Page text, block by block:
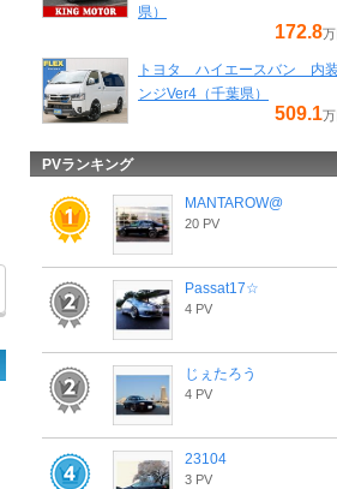
県）
172.8万
トヨタ ハイエースバン 内
ンジVer4（千葉県）
509.1万
PVランキング
MANTAROW@
20 PV
Passat17☆
4 PV
じぇたろう
4 PV
23104
3 PV